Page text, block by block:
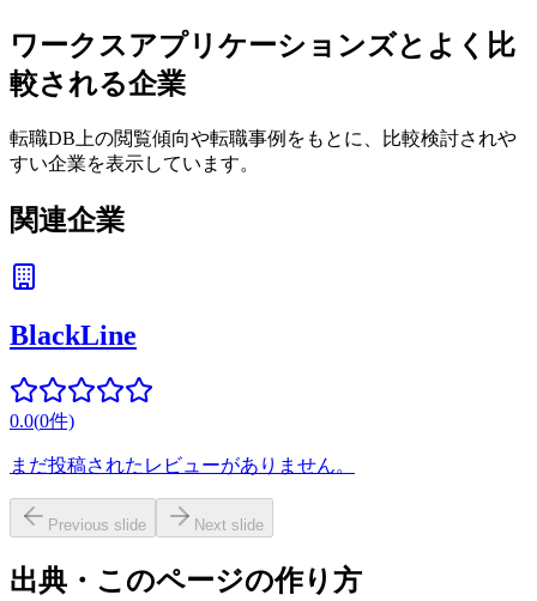
ワークスアプリケーションズとよく比
較される企業
転職DB上の閲覧傾向や転職事例をもとに、比較検討されや
すい企業を表示しています。
関連企業
BlackLine
0.0(0件)
まだ投稿されたレビューがありません。
Previous slide Next slide
出典・このページの作り方